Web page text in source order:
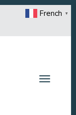
French ▼
Toggle